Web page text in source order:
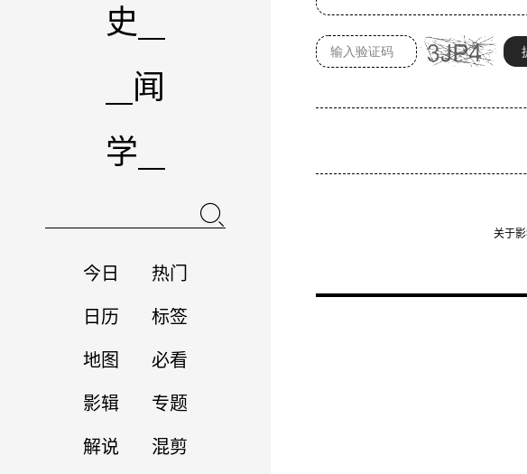
史
闻
学
今日 热门
日历 标签
地图 必看
影辑 专题
解说 混剪
关于